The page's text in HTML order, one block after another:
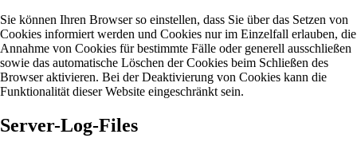
Sie können Ihren Browser so einstellen, dass Sie über das Setzen von
Cookies informiert werden und Cookies nur im Einzelfall erlauben, die
Annahme von Cookies für bestimmte Fälle oder generell ausschließen
sowie das automatische Löschen der Cookies beim Schließen des
Browser aktivieren. Bei der Deaktivierung von Cookies kann die
Funktionalität dieser Website eingeschränkt sein.
Server-Log-Files